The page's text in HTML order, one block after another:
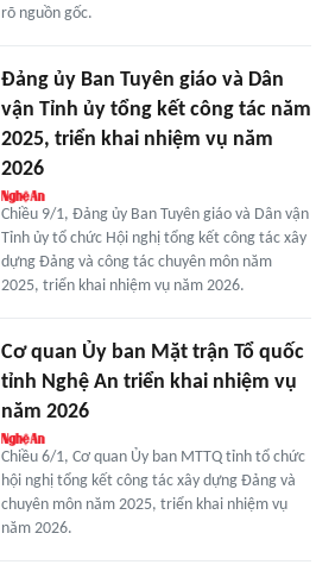
rõ nguồn gốc.
Đảng ủy Ban Tuyên giáo và Dân
vận Tỉnh ủy tổng kết công tác năm
2025, triển khai nhiệm vụ năm
2026
Chiều 9/1, Đảng ủy Ban Tuyên giáo và Dân vận
Tỉnh ủy tổ chức Hội nghị tổng kết công tác xây
dựng Đảng và công tác chuyên môn năm
2025, triển khai nhiệm vụ năm 2026.
Cơ quan Ủy ban Mặt trận Tổ quốc
tỉnh Nghệ An triển khai nhiệm vụ
năm 2026
Chiều 6/1, Cơ quan Ủy ban MTTQ tỉnh tổ chức
hội nghị tổng kết công tác xây dựng Đảng và
chuyên môn năm 2025, triển khai nhiệm vụ
năm 2026.